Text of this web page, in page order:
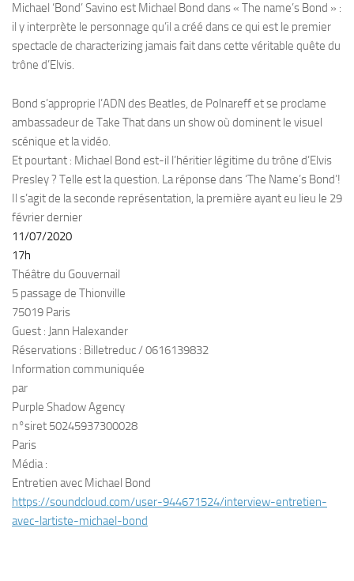
Michael ‘Bond’ Savino est Michael Bond dans « The name’s Bond » :
il y interprète le personnage qu’il a créé dans ce qui est le premier
spectacle de characterizing jamais fait dans cette véritable quête du
trône d’Elvis.
Bond s’approprie l’ADN des Beatles, de Polnareff et se proclame
ambassadeur de Take That dans un show où dominent le visuel
scénique et la vidéo.
Et pourtant : Michael Bond est-il l’héritier légitime du trône d’Elvis
Presley ? Telle est la question. La réponse dans ‘The Name’s Bond’!
Il s’agit de la seconde représentation, la première ayant eu lieu le 29
février dernier
11/07/2020
17h
Théâtre du Gouvernail
5 passage de Thionville
75019 Paris
Guest : Jann Halexander
Réservations : Billetreduc / 0616139832
Information communiquée
par
Purple Shadow Agency
n°siret 50245937300028
Paris
Média :
Entretien avec Michael Bond
https://soundcloud.com/user-944671524/interview-entretien-
avec-lartiste-michael-bond